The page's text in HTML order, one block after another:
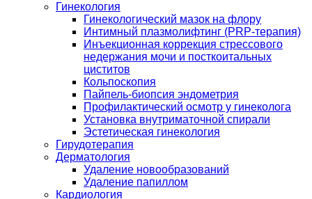
Гинекология
Гинекологический мазок на флору
Интимный плазмолифтинг (PRP-терапия)
Инъекционная коррекция стрессового
недержания мочи и посткоитальных
циститов
Кольпоскопия
Пайпель-биопсия эндометрия
Профилактический осмотр у гинеколога
Установка внутриматочной спирали
Эстетическая гинекология
Гирудотерапия
Дерматология
Удаление новообразований
Удаление папиллом
Кардиология